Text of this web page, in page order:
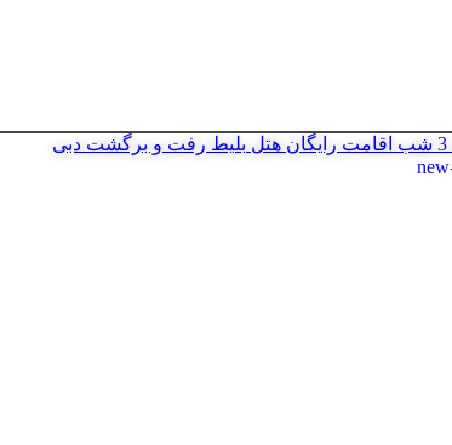
3 شب اقامت رایگان هتل بلیط رفت و برگشت دبی